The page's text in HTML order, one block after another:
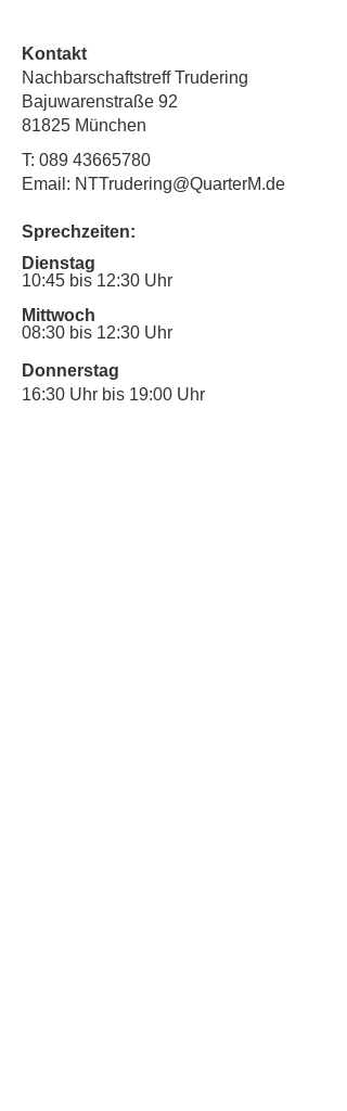
Kontakt
Nachbarschaftstreff Trudering
Bajuwarenstraße 92
81825 München
T: 089 43665780
Email: NTTrudering@QuarterM.de
Sprechzeiten:
Dienstag
10:45 bis 12:30 Uhr
Mittwoch
08:30 bis 12:30 Uhr
Donnerstag
16:30 Uhr bis 19:00 Uhr